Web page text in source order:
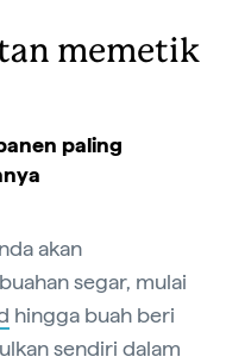
memetik
paling
akan
segar, mulai
hingga buah beri
sendiri dalam